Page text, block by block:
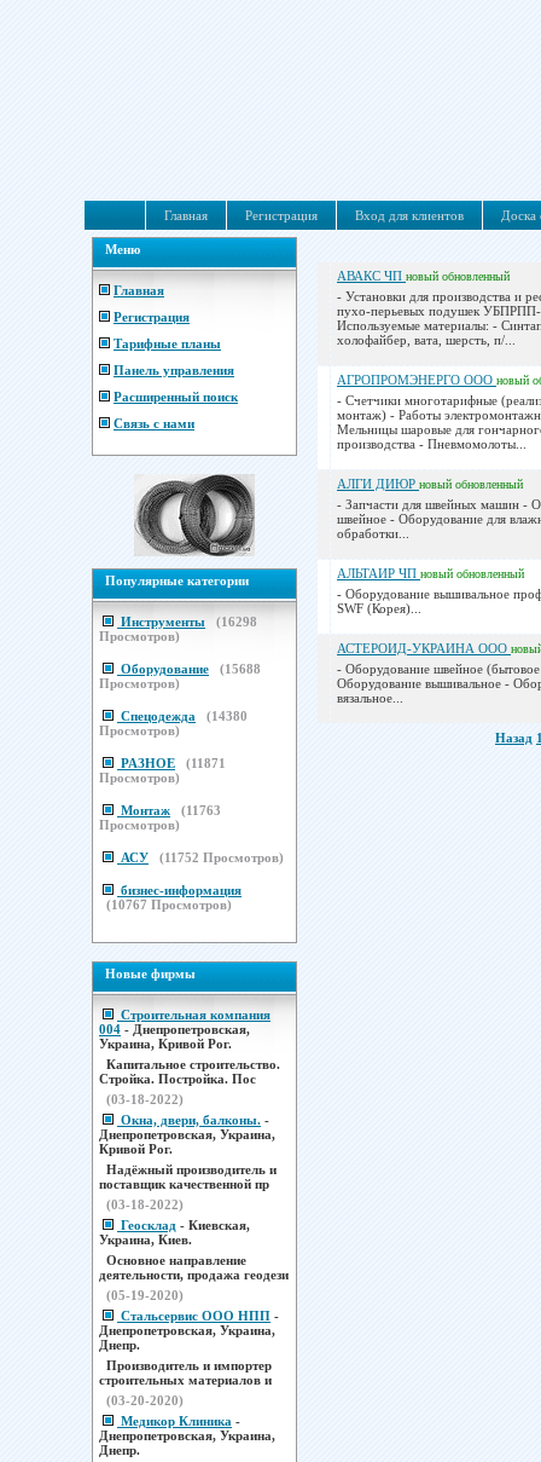
Главная Регистрация Вход для клиентов Доска
Меню
Главная
Регистрация
Тарифные планы
Панель управления
Расширенный поиск
Связь с нами
Популярные категории
Инструменты (16298
Просмотров)
Оборудование (15688
Просмотров)
Спецодежда (14380
Просмотров)
РАЗНОЕ (11871
Просмотров)
Монтаж (11763
Просмотров)
АСУ (11752 Просмотров)
бизнес-информация
(10767 Просмотров)
Новые фирмы
Строительная компания
004 - Днепропетровская,
Украина, Кривой Рог.
Капитальное строительство.
Стройка. Постройка. Пос
(03-18-2022)
Окна, двери, балконы. -
Днепропетровская, Украина,
Кривой Рог.
Надёжный производитель и
поставщик качественной пр
(03-18-2022)
Геосклад - Киевская,
Украина, Киев.
Основное направление
деятельности, продажа геодези
(05-19-2020)
Стальсервис ООО НПП -
Днепропетровская, Украина,
Днепр.
Производитель и импортер
строительных материалов и
(03-20-2020)
Медикор Клиника -
Днепропетровская, Украина,
Днепр.
АВАКС ЧП новый обновленный
- Установки для производства и
пухо-перьевых подушек
Используемые материалы: -
холофайбер, вата, шерсть, п/...
АГРОПРОМЭНЕРГО ООО новый
- Счетчики многотарифные
монтаж) - Работы
Мельницы шаровые для
производства - Пневмомолоты...
АЛГИ ДИЮР новый обновленный
- Запчасти для швейных машин -
швейное - Оборудование для
обработки...
АЛЬТАИР ЧП новый обновленный
- Оборудование вышивальное
SWF (Корея)...
АСТЕРОИД-УКРАИНА ООО
- Оборудование швейное
Оборудование вышивальное -
вязальное...
Назад